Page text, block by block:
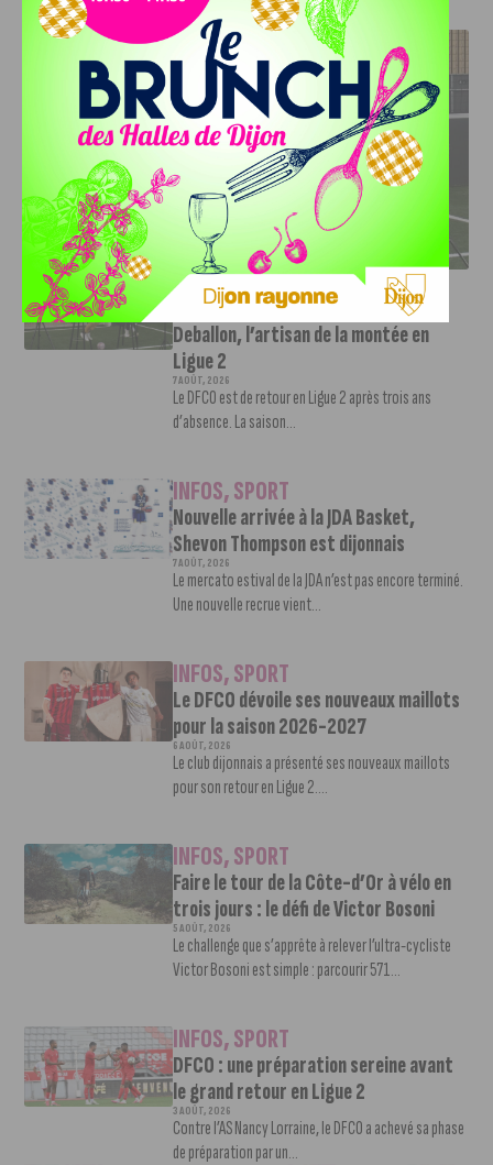
J'AIME LE DFCO
DFCO : RENCONTRE AVEC PIERRE-HENRI DEBALLON,
L’ARTISAN DE LA MONTÉE EN LIGUE 2
INFOS,SPORT
DFCO : Rencontre avec Pierre-Henri
Deballon, l’artisan de la montée en
Ligue 2
7 AOÛT, 2026
Le DFCO est de retour en Ligue 2 après trois ans
d’absence. La saison...
INFOS,SPORT
Nouvelle arrivée à la JDA Basket,
Shevon Thompson est dijonnais
7 AOÛT, 2026
Le mercato estival de la JDA n’est pas encore terminé.
Une nouvelle recrue vient...
INFOS,SPORT
Le DFCO dévoile ses nouveaux maillots
pour la saison 2026-2027
6 AOÛT, 2026
Le club dijonnais a présenté ses nouveaux maillots
pour son retour en Ligue 2....
INFOS,SPORT
Faire le tour de la Côte-d’Or à vélo en
trois jours : le défi de Victor Bosoni
5 AOÛT, 2026
Le challenge que s’apprête à relever l’ultra-cycliste
Victor Bosoni est simple : parcourir 571...
INFOS,SPORT
DFCO : une préparation sereine avant
le grand retour en Ligue 2
3 AOÛT, 2026
Contre l’AS Nancy Lorraine, le DFCO a achevé sa phase
de préparation par un...